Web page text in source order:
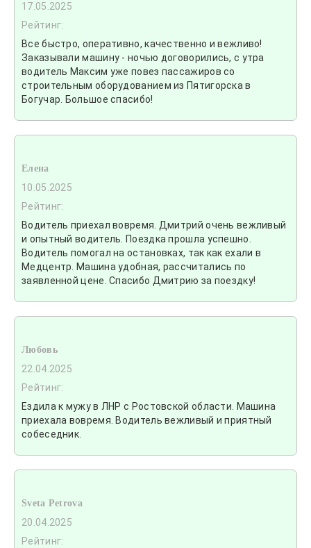
17.05.2025
Рейтинг:
Все быстро, оперативно, качественно и вежливо!
Заказывали машину - ночью договорились, с утра
водитель Максим уже повез пассажиров со
строительным оборудованием из Пятигорска в
Богучар. Большое спасибо!
Елена
10.05.2025
Рейтинг:
Водитель приехал вовремя. Дмитрий очень вежливый
и опытный водитель. Поездка прошла успешно.
Водитель помогал на остановках, так как ехали в
Медцентр. Машина удобная, рассчитались по
заявленной цене. Спасибо Дмитрию за поездку!
Любовь
22.04.2025
Рейтинг:
Ездила к мужу в ЛНР с Ростовской области. Машина
приехала вовремя. Водитель вежливый и приятный
собеседник.
Sveta Petrova
20.04.2025
Рейтинг: